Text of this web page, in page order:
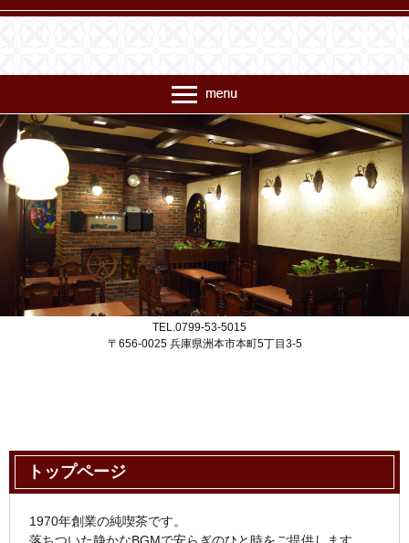
喫茶ビエン コモード56商店街
TEL.0799-53-5015
〒656-0025 兵庫県洲本市本町5丁目3-5
トップページ
1970年創業の純喫茶です。
落ちついた静かなBGMで安らぎのひと時をご提供します。